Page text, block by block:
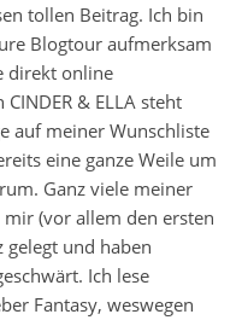
tollen Beitrag. Ich bin
Blogtour aufmerksam
direkt online
& ELLA steht
auf meiner Wunschliste
eine ganze Weile um
Ganz viele meiner
(vor allem den ersten
gelegt und haben
Ich lese
Fantasy, weswegen